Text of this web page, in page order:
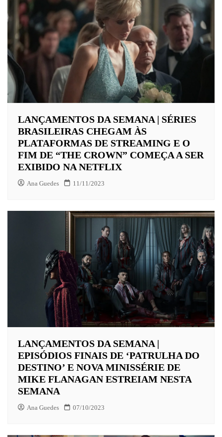
LANÇAMENTOS DA SEMANA | SÉRIES
BRASILEIRAS CHEGAM ÀS
PLATAFORMAS DE STREAMING E O
FIM DE “THE CROWN” COMEÇA A SER
EXIBIDO NA NETFLIX
Ana Guedes 11/11/2023
LANÇAMENTOS DA SEMANA |
EPISÓDIOS FINAIS DE ‘PATRULHA DO
DESTINO’ E NOVA MINISSÉRIE DE
MIKE FLANAGAN ESTREIAM NESTA
SEMANA
Ana Guedes 07/10/2023